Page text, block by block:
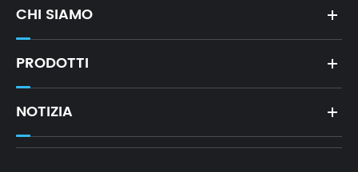
CHI SIAMO
PRODOTTI
NOTIZIA